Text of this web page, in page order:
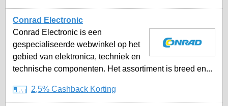
Conrad Electronic
Conrad Electronic is een
gespecialiseerde webwinkel op het
gebied van elektronica, techniek en
technische componenten. Het assortiment is breed en...
2,5% Cashback Korting